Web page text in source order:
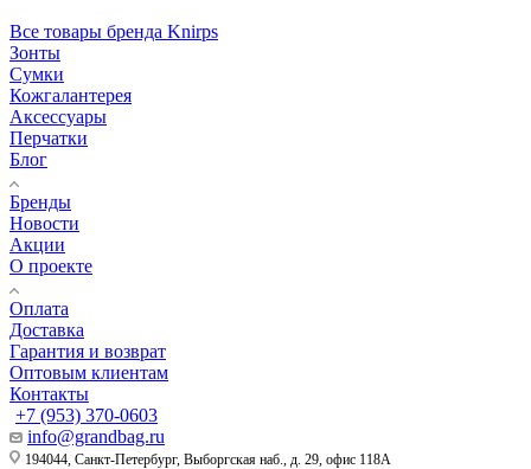
Все товары бренда Knirps
Зонты
Сумки
Кожгалантерея
Аксессуары
Перчатки
Блог
Бренды
Новости
Акции
О проекте
Оплата
Доставка
Гарантия и возврат
Оптовым клиентам
Контакты
+7 (953) 370-0603
info@grandbag.ru
194044, Санкт-Петербург, Выборгская наб., д. 29, офис 118А